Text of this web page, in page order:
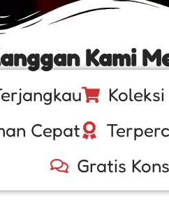
Kami
Cepat
Gratis